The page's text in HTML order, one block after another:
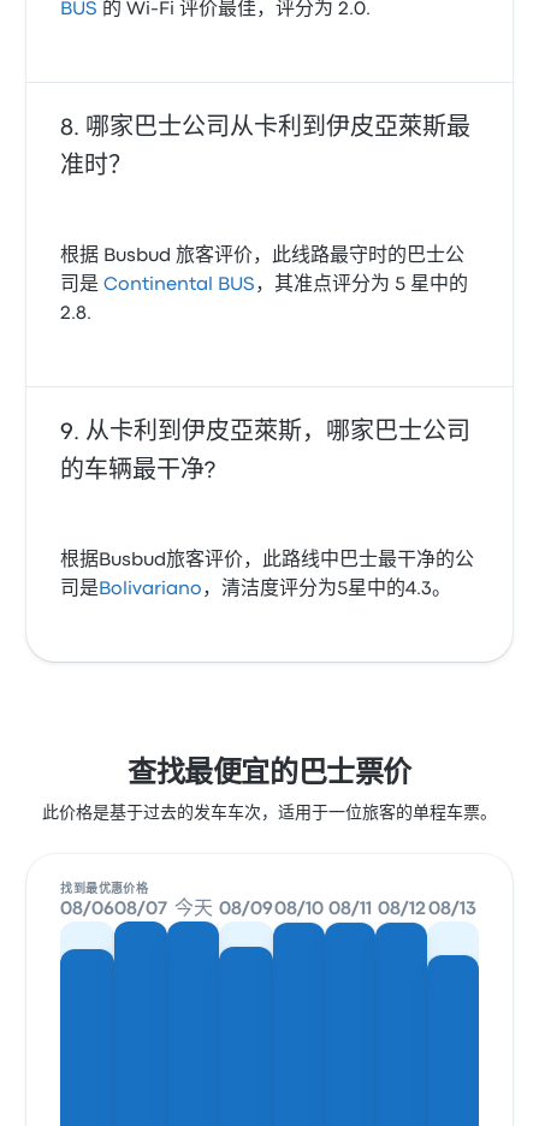
BUS 的 Wi‑Fi 评价最佳，评分为 2.0.
哪家巴士公司从卡利到伊皮亞萊斯最
准时？
根据 Busbud 旅客评价，此线路最守时的巴士公
司是Continental BUS ，其准点评分为 5 星中的
2.8.
从卡利到伊皮亞萊斯，哪家巴士公司
的车辆最干净?
根据Busbud旅客评价，此路线中巴士最干净的公
司是 Bolivariano ，清洁度评分为5星中的4.3。
查找最便宜的巴士票价
此价格是基于过去的发车车次，适用于一位旅客的单程车票。
找到最优惠价格
08/0608/07 今天 08/0908/10 08/11 08/1208/13